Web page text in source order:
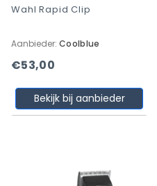
Wahl Rapid Clip
Aanbieder: Coolblue
€53,00
Bekijk bij aanbieder